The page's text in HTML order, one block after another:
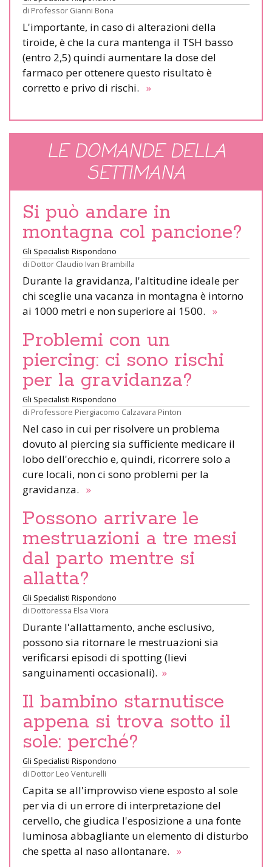
di Professor Gianni Bona
L'importante, in caso di alterazioni della
tiroide, è che la cura mantenga il TSH basso
(entro 2,5) quindi aumentare la dose del
farmaco per ottenere questo risultato è
corretto e privo di rischi. »
LE DOMANDE DELLA
SETTIMANA
Si può andare in
montagna col pancione?
Gli Specialisti Rispondono
di Dottor Claudio Ivan Brambilla
Durante la gravidanza, l'altitudine ideale per
chi sceglie una vacanza in montagna è intorno
ai 1000 metri e non superiore ai 1500. »
Problemi con un
piercing: ci sono rischi
per la gravidanza?
Gli Specialisti Rispondono
di Professore Piergiacomo Calzavara Pinton
Nel caso in cui per risolvere un problema
dovuto al piercing sia sufficiente medicare il
lobo dell'orecchio e, quindi, ricorrere solo a
cure locali, non ci sono problemi per la
gravidanza. »
Possono arrivare le
mestruazioni a tre mesi
dal parto mentre si
allatta?
Gli Specialisti Rispondono
di Dottoressa Elsa Viora
Durante l'allattamento, anche esclusivo,
possono sia ritornare le mestruazioni sia
verificarsi episodi di spotting (lievi
sanguinamenti occasionali). »
Il bambino starnutisce
appena si trova sotto il
sole: perché?
Gli Specialisti Rispondono
di Dottor Leo Venturelli
Capita se all'improvviso viene esposto al sole
per via di un errore di interpretazione del
cervello, che giudica l'esposizione a una fonte
luminosa abbagliante un elemento di disturbo
che spetta al naso allontanare. »